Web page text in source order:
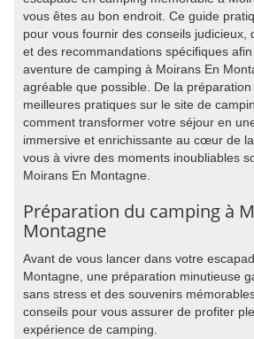
vous êtes au bon endroit. Ce guide
pour vous fournir des conseils judicieux,
et des recommandations spécifiques
aventure de camping à Moirans En
agréable que possible. De la
meilleures pratiques sur le site de
comment transformer votre séjour en
immersive et enrichissante au cœur de
vous à vivre des moments inoubliables
Moirans En Montagne.
Préparation du camping à
Montagne
Avant de vous lancer dans votre
Montagne, une préparation minutieuse
sans stress et des souvenirs
conseils pour vous assurer de profiter
expérience de camping.